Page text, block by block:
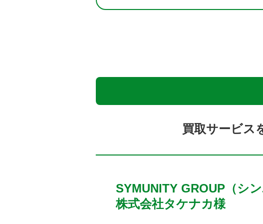
買取サービス
SYMUNITY GROUP（シ
株式会社タケナカ様